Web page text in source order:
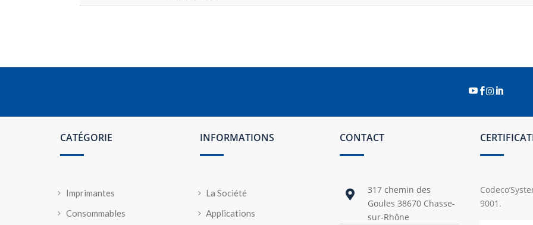
 
CATÉGORIE
Imprimantes
Consommables
INFORMATIONS
La Société
Applications
CONTACT

317 chemin des
Goules 38670 Chasse-
sur-Rhône
9001.